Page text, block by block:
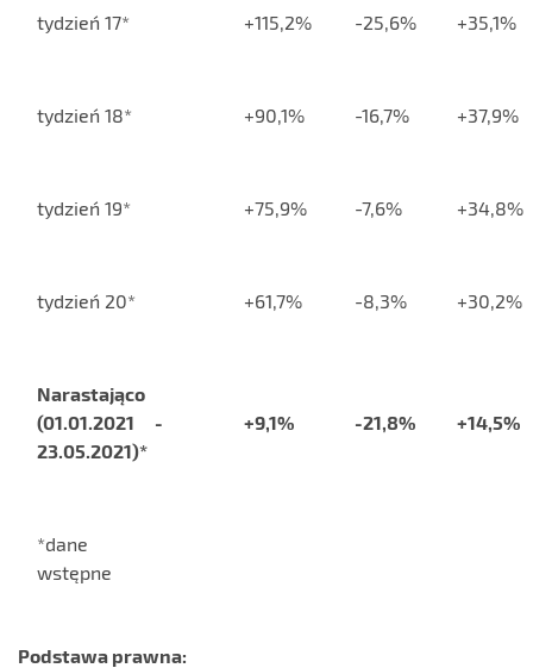
tydzień 17* +115,2% -25,6% +35,1%
tydzień 18* +90,1% -16,7% +37,9%
tydzień 19* +75,9% -7,6% +34,8%
tydzień 20* +61,7% -8,3% +30,2%
Narastająco
(01.01.2021 -
23.05.2021)*
+9,1% -21,8% +14,5%
*dane
wstępne
Podstawa prawna: